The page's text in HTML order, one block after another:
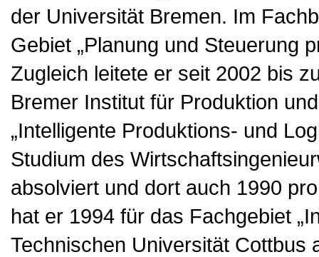
der Universität Bremen. Im
Gebiet „Planung und Steuerung
Zugleich leitete er seit 2002 bis
Bremer Institut für Produktion
„Intelligente Produktions- und
Studium des
absolviert und dort auch 1990
hat er 1994 für das Fachgebiet
Technischen Universität Cottbus